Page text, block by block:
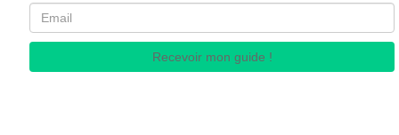
Recevoir mon guide !